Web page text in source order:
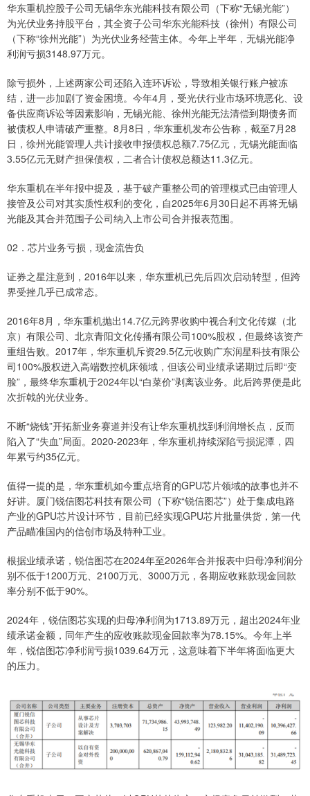
华东重机控股子公司无锡华东光能科技有限公司（下称“无锡光能”）
为光伏业务持股平台，其全资子公司华东光能科技（徐州）有限公司
（下称“徐州光能”）为光伏业务经营主体。今年上半年，无锡光能净
利润亏损3148.97万元。
除亏损外，上述两家公司还陷入连环诉讼，导致相关银行账户被冻
结，进一步加剧了资金困境。今年4月，受光伏行业市场环境恶化、设
备供应商诉讼等因素影响，无锡光能、徐州光能无法清偿到期债务而
被债权人申请破产重整。8月8日，华东重机发布公告称，截至7月28
日，徐州光能管理人共计接收申报债权总额7.75亿元，无锡光能面临
3.55亿元无财产担保债权，二者合计债权总额达11.3亿元。
华东重机在半年报中提及，基于破产重整公司的管理模式已由管理人
接管及公司对其实质性权利的变化，自2025年6月30日起不再将无锡
光能及其合并范围子公司纳入上市公司合并报表范围。
02．芯片业务亏损，现金流告负
证券之星注意到，2016年以来，华东重机已先后四次启动转型，但跨
界受挫几乎已成常态。
2016年8月，华东重机抛出14.7亿元跨界收购中视合利文化传媒（北
京）有限公司、北京青阳文化传播有限公司100%股权，但最终该资产
重组告败。2017年，华东重机斥资29.5亿元收购广东润星科技有限公
司100%股权进入高端数控机床领域，但该公司业绩承诺期过后即“变
脸”，最终华东重机于2024年以“白菜价”剥离该业务。此后跨界便是此
次折戟的光伏业务。
不断“烧钱”开拓新业务赛道并没有让华东重机找到利润增长点，反而
陷入了“失血”局面。2020-2023年，华东重机持续深陷亏损泥潭，四
年累亏约35亿元。
值得一提的是，华东重机如今重点培育的GPU芯片领域的故事也并不
好讲。厦门锐信图芯科技有限公司（下称“锐信图芯”）处于集成电路
产业的GPU芯片设计环节，目前已经实现GPU芯片批量供货，第一代
产品瞄准国内的信创市场及特种工业。
根据业绩承诺，锐信图芯在2024年至2026年合并报表中归母净利润分
别不低于1200万元、2100万元、3000万元，各期应收账款现金回款
率分别不低于90%。
2024年，锐信图芯实现的归母净利润为1713.89万元，超出2024年业
绩承诺金额，同年产生的应收账款现金回款率为78.15%。今年上半
年，锐信图芯净利润亏损1039.64万元，这意味着下半年将面临更大
的压力。